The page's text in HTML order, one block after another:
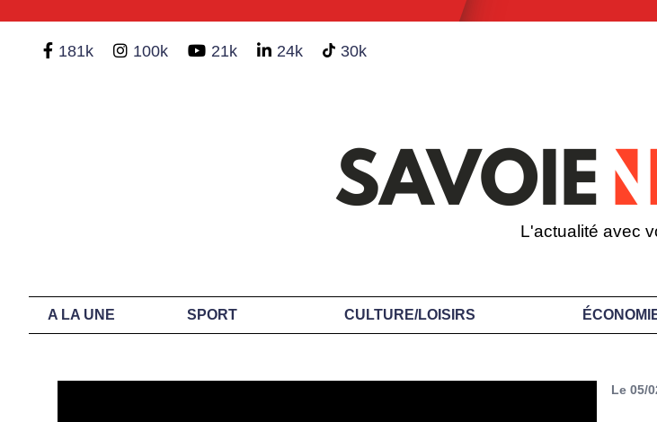
181k 100k 21k 24k 30k
L'actualité avec
A LA UNE SPORT CULTURE/LOISIRS
Le 05/